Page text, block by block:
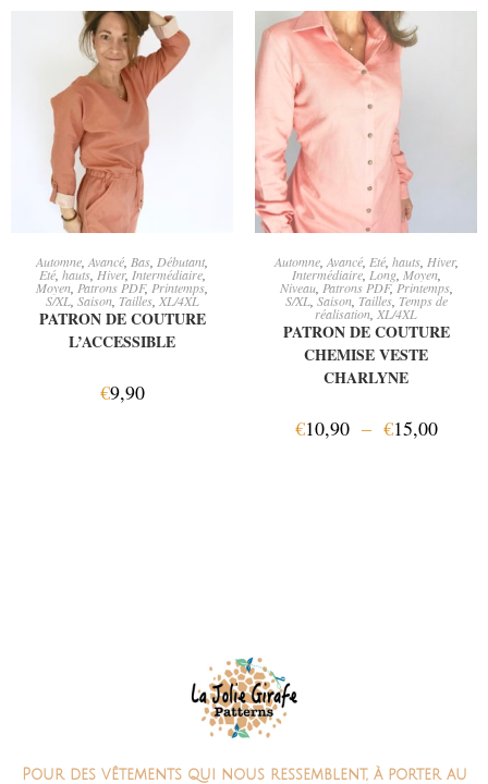
AJOUTER AU PANIER
Automne Avancé Bas Débutant
Eté, hauts, Hiver, Intermédiaire,
Moyen Patrons PDF, Printemps
S/XL, Saison, Tailles, XL/4XL
PATRON DE COUTURE
L’ACCESSIBLE
€9,90
CHOIX DES OPTIONS
Automne, Avancé, Eté, hauts, Hiver,
Intermédiaire, Long, Moyen,
Niveau, Patrons PDF,Printemps,
S/XL,Saison, Tailles, Temps de
réalisation XL/4XL
PATRON DE COUTURE
CHEMISE VESTE
CHARLYNE
€10,90 – €15,00
Pour des vêtements qui nous ressemblent, à porter au